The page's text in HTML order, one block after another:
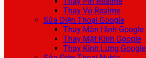
Thay Vỏ Realme
Sửa Điện Thoại Google
Thay Màn Hình Google
Thay Mặt Kính Google
Thay Kính Lưng Google